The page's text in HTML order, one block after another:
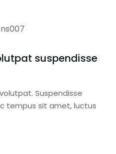
suspendisse
Suspendisse
tempus sit amet, luctus